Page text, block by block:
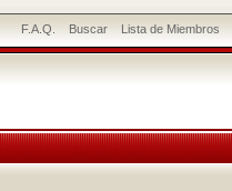
F.A.Q. Buscar Lista de Miembros